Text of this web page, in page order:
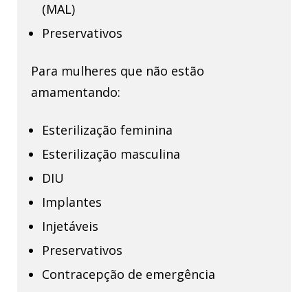
(MAL)
Preservativos
Para mulheres que não estão
amamentando:
Esterilização feminina
Esterilização masculina
DIU
Implantes
Injetáveis
Preservativos
Contracepção de emergência